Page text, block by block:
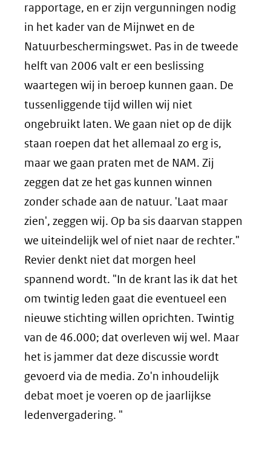
rapportage, en er zijn vergunningen nodig
in het kader van de Mijnwet en de
Natuurbeschermingswet. Pas in de tweede
helft van 2006 valt er een beslissing
waartegen wij in beroep kunnen gaan. De
tussenliggende tijd willen wij niet
ongebruikt laten. We gaan niet op de dijk
staan roepen dat het allemaal zo erg is,
maar we gaan praten met de NAM. Zij
zeggen dat ze het gas kunnen winnen
zonder schade aan de natuur. 'Laat maar
zien', zeggen wij. Op ba sis daarvan stappen
we uiteindelijk wel of niet naar de rechter."
Revier denkt niet dat morgen heel
spannend wordt. "In de krant las ik dat het
om twintig leden gaat die eventueel een
nieuwe stichting willen oprichten. Twintig
van de 46.000; dat overleven wij wel. Maar
het is jammer dat deze discussie wordt
gevoerd via de media. Zo'n inhoudelijk
debat moet je voeren op de jaarlijkse
ledenvergadering. "